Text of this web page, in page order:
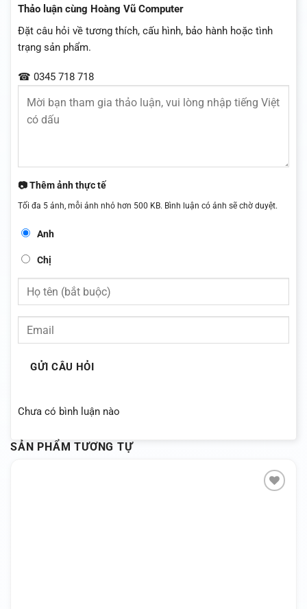
Thảo luận cùng Hoàng Vũ Computer
Đặt câu hỏi về tương thích, cấu hình, bảo hành hoặc tình
trạng sản phẩm.
☎ 0345 718 718
📷 Thêm ảnh thực tế
Tối đa 5 ảnh, mỗi ảnh nhỏ hơn 500 KB. Bình luận có ảnh sẽ chờ duyệt.
Anh
Chị
GỬI CÂU HỎI
Chưa có bình luận nào
SẢN PHẨM TƯƠNG TỰ